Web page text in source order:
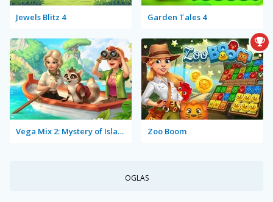
Jewels Blitz 4 Garden Tales 4
Vega Mix 2: Mystery of Island Zoo Boom
OGLAS